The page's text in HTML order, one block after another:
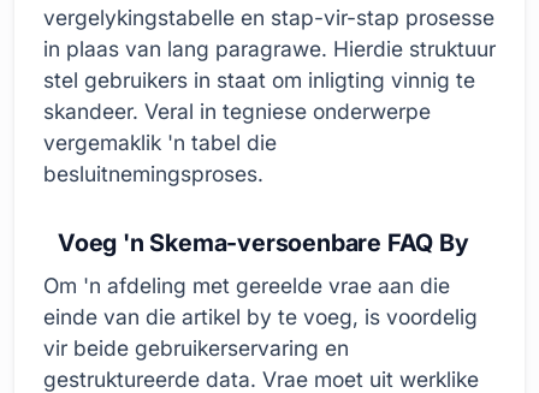
vergelykingstabelle en stap-vir-stap prosesse
in plaas van lang paragrawe. Hierdie struktuur
stel gebruikers in staat om inligting vinnig te
skandeer. Veral in tegniese onderwerpe
vergemaklik 'n tabel die
besluitnemingsproses.
Voeg 'n Skema-versoenbare FAQ By
Om 'n afdeling met gereelde vrae aan die
einde van die artikel by te voeg, is voordelig
vir beide gebruikerservaring en
gestruktureerde data. Vrae moet uit werklike